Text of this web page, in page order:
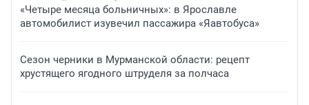
«Четыре месяца больничных»: в Ярославле
автомобилист изувечил пассажира «Яавтобуса»
Сезон черники в Мурманской области: рецепт
хрустящего ягодного штруделя за полчаса